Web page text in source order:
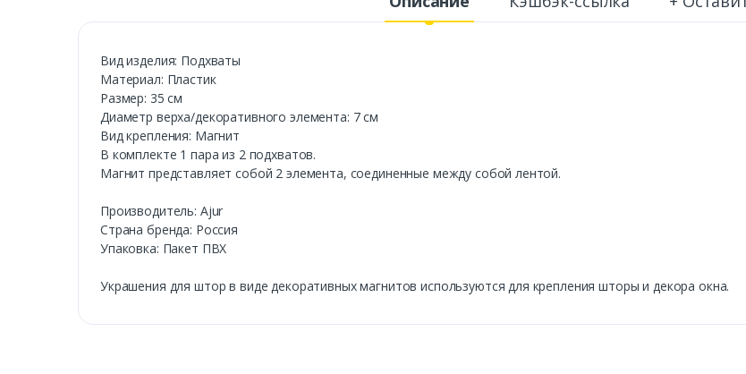
Вид изделия: Подхваты
Материал: Пластик
Размер: 35 см
Диаметр верха/декоративного элемента: 7 см
Вид крепления: Магнит
В комплекте 1 пара из 2 подхватов.
Магнит представляет собой 2 элемента, соединенные между собой лентой.
Производитель: Ajur
Страна бренда: Россия
Упаковка: Пакет ПВХ
Украшения для штор в виде декоративных магнитов используются для крепления шторы и декора окна.